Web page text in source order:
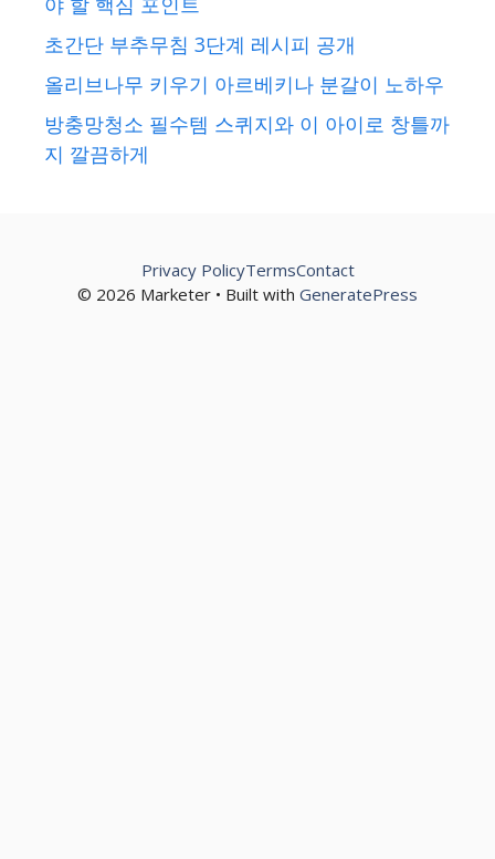
초간단 부추무침 3단계 레시피 공개
올리브나무 키우기 아르베키나 분갈이 노하우
방충망청소 필수템 스퀴지와 이 아이로 창틀까
지 깔끔하게
© 2026 Marketer • Built with GeneratePress
Privacy PolicyTermsContact